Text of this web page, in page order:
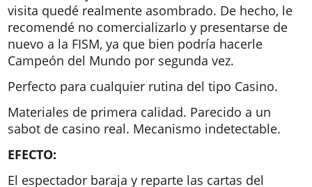
visita quedé realmente asombrado. De hecho, le
recomendé no comercializarlo y presentarse de
nuevo a la FISM, ya que bien podría hacerle
Campeón del Mundo por segunda vez.
Perfecto para cualquier rutina del tipo Casino.
Materiales de primera calidad. Parecido a un
sabot de casino real. Mecanismo indetectable.
EFECTO:
El espectador baraja y reparte las cartas del